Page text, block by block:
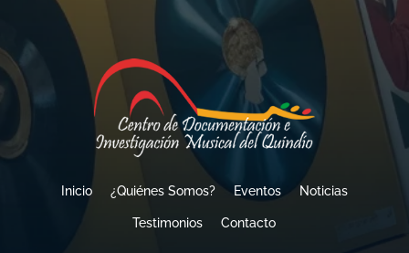
Inicio ¿Quiénes Somos? Eventos Noticias
Testimonios Contacto